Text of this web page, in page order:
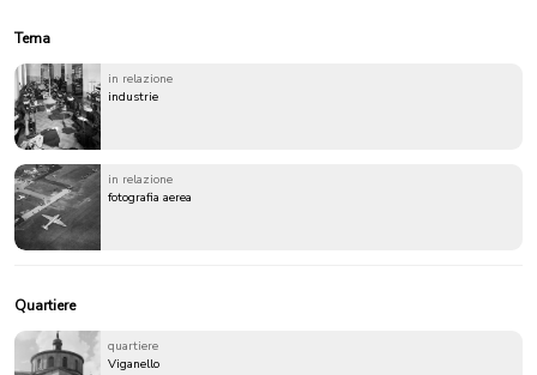
Tema
in relazione
industrie
in relazione
fotografia aerea
Quartiere
quartiere
Viganello